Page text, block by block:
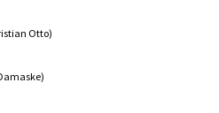
Otto)